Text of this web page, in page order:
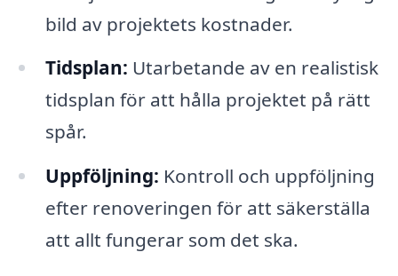
bild av projektets kostnader.
Tidsplan: Utarbetande av en realistisk
tidsplan för att hålla projektet på rätt
spår.
Uppföljning: Kontroll och uppföljning
efter renoveringen för att säkerställa
att allt fungerar som det ska.